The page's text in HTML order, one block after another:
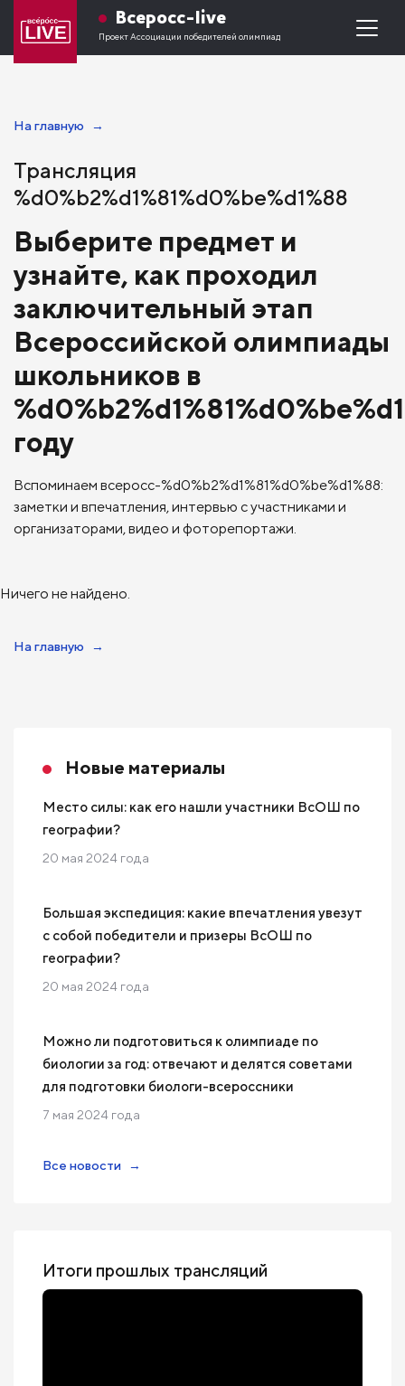
Всеросс-live
Проект Ассоциации победителей олимпиад
На главную
Трансляция
%d0%b2%d1%81%d0%be%d1%88
Выберите предмет и
узнайте, как проходил
заключительный этап
Всероссийской олимпиады
школьников в
году
Вспоминаем всеросс-%d0%b2%d1%81%d0%be%d1%88:
заметки и впечатления, интервью с участниками и
организаторами, видео и фоторепортажи.
Ничего не найдено.
На главную
Новые материалы
Место силы: как его нашли участники ВсОШ по
географии?
20 мая 2024 года
Большая экспедиция: какие впечатления увезут
с собой победители и призеры ВсОШ по
географии?
20 мая 2024 года
Можно ли подготовиться к олимпиаде по
биологии за год: отвечают и делятся советами
для подготовки биологи-всероссники
7 мая 2024 года
Все новости
Итоги прошлых трансляций